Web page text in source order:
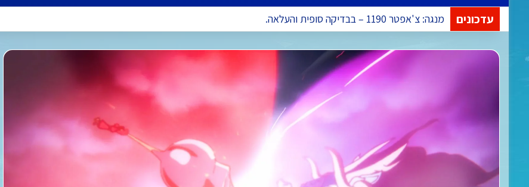
עדכונים אנימה: פרק 1173 – ישודר בתאריך 09.08.